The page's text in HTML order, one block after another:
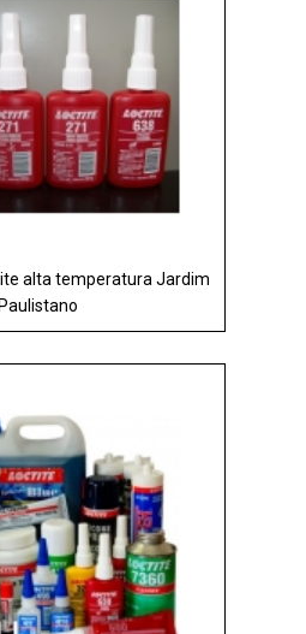
alta temperatura Jardim
Paulistano